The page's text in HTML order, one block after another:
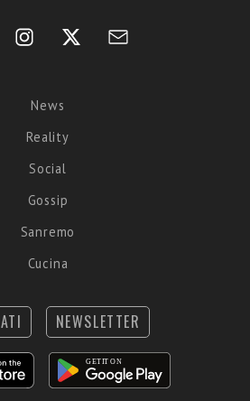
News
Reality
Social
Gossip
Sanremo
Cucina
NEWSLETTER